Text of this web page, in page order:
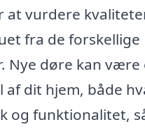
at vurdere
fra de forskellige
Nye døre kan være
dit hjem, både
og funktionalitet,